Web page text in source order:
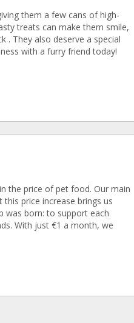
them a few cans of high-
treats can make them smile,
. They also deserve a special
with a furry friend today!
the price of pet food. Our main
price increase brings us
was born: to support each
With just €1 a month, we